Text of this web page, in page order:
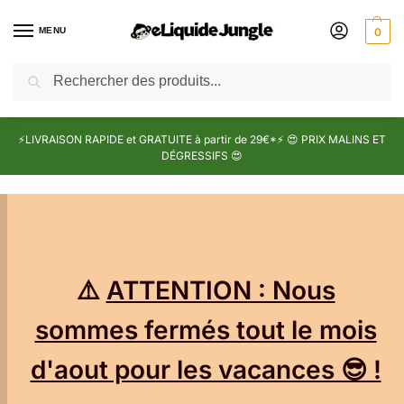
MENU 0
⚡LIVRAISON RAPIDE et GRATUITE à partir de 29€*⚡ 😍 PRIX MALINS ET
DÉGRESSIFS 😍
⚠️ ATTENTION : Nous
sommes fermés tout le mois
d'aout pour les vacances 😎 !